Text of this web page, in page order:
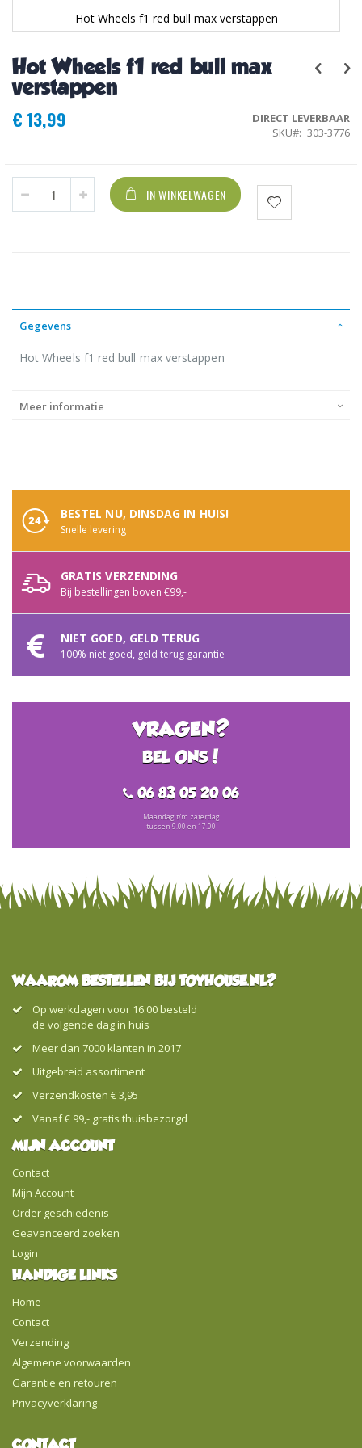
Hot Wheels f1 red bull max
verstappen
€ 13,99
DIRECT LEVERBAAR
SKU
303-3776
IN WINKELWAGEN
Hot Wheels f1 red bull max verstappen
het
begin
van
de
afbeeldingen-
Gegevens
Hot Wheels f1 red bull max verstappen
Meer informatie
BESTEL NU, DINSDAG IN HUIS!
Snelle levering
GRATIS VERZENDING
Bij bestellingen boven €99,-
NIET GOED, GELD TERUG
100% niet goed, geld terug garantie
VRAGEN?
BEL ONS!
06 83 05 20 06
Maandag t/m zaterdag
tussen 9.00 en 17.00
WAAROM BESTELLEN BIJ TOYHOUSE.NL?
Op werkdagen voor 16.00 besteld
de volgende dag in huis
Meer dan 7000 klanten in 2017
Uitgebreid assortiment
Verzendkosten € 3,95
Vanaf € 99,- gratis thuisbezorgd
MIJN ACCOUNT
Contact
Mijn Account
Order geschiedenis
Geavanceerd zoeken
Login
HANDIGE LINKS
Home
Contact
Verzending
Algemene voorwaarden
Garantie en retouren
Privacyverklaring